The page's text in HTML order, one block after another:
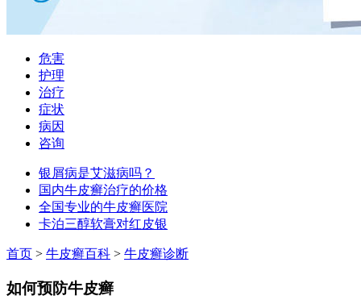
危害
护理
治疗
症状
病因
咨询
银屑病是艾滋病吗？
国内牛皮癣治疗的价格
全国专业的牛皮癣医院
卡泊三醇软膏对红皮银
首页 > 牛皮癣百科 > 牛皮癣诊断
如何预防牛皮癣